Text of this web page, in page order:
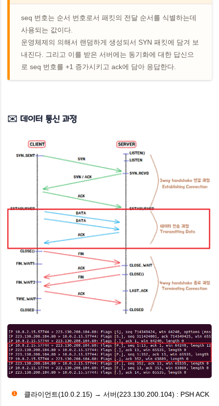
seq 번호는 순서 번호로서 패킷의 전달 순서를 식별하는데
사용되는 값이다.
운영체제의 의해서 랜덤하게 생성되서 SYN 패킷에 담겨 보
내진다. 그리고 이를 받은 서버에는 동기화에 대한 답신으
로 seq 번호를 +1 증가시키고 ack에 담아 응답한다.
✉️ 데이터 통신 과정
클라이언트(10.0.2.15) → 서버(223.130.200.104) : PSH ACK